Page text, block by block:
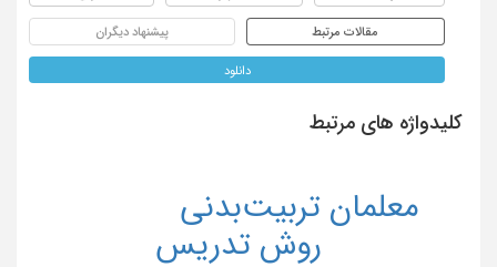
مقالات مرتبط پیشنهاد دیگران
دانلود
کلیدواژه های مرتبط
روش تدریس
معلمان تربیت‌بدنی